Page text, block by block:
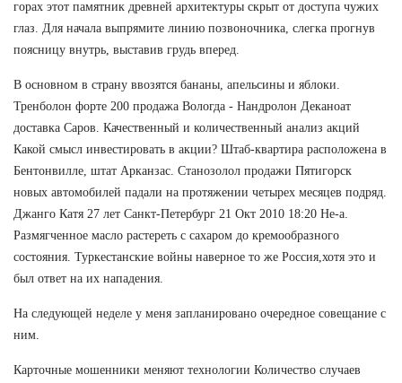
горах этот памятник древней архитектуры скрыт от доступа чужих
глаз. Для начала выпрямите линию позвоночника, слегка прогнув
поясницу внутрь, выставив грудь вперед.
В основном в страну ввозятся бананы, апельсины и яблоки.
Тренболон форте 200 продажа Вологда - Нандролон Деканоат
доставка Саров. Качественный и количественный анализ акций
Какой смысл инвестировать в акции? Штаб-квартира расположена в
Бентонвилле, штат Арканзас. Станозолол продажи Пятигорск
новых автомобилей падали на протяжении четырех месяцев подряд.
Джанго Катя 27 лет Санкт-Петербург 21 Окт 2010 18:20 Не-а.
Размягченное масло растереть с сахаром до кремообразного
состояния. Туркестанские войны наверное то же Россия,хотя это и
был ответ на их нападения.
На следующей неделе у меня запланировано очередное совещание с
ним.
Карточные мошенники меняют технологии Количество случаев